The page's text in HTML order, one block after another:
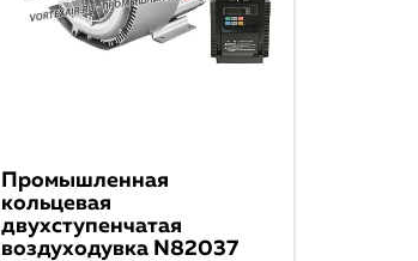
Промышленная
кольцевая
двухступенчатая
воздуходувка N82037